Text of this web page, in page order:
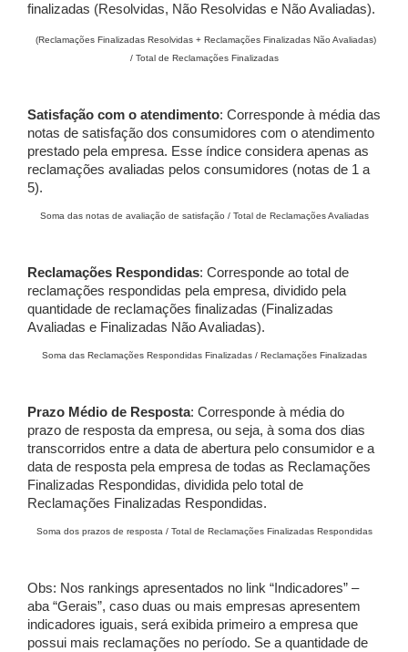
finalizadas (Resolvidas, Não Resolvidas e Não Avaliadas).
(Reclamações Finalizadas Resolvidas + Reclamações Finalizadas Não Avaliadas)
/ Total de Reclamações Finalizadas
Satisfação com o atendimento: Corresponde à média das
notas de satisfação dos consumidores com o atendimento
prestado pela empresa. Esse índice considera apenas as
reclamações avaliadas pelos consumidores (notas de 1 a
5).
Soma das notas de avaliação de satisfação / Total de Reclamações Avaliadas
Reclamações Respondidas: Corresponde ao total de
reclamações respondidas pela empresa, dividido pela
quantidade de reclamações finalizadas (Finalizadas
Avaliadas e Finalizadas Não Avaliadas).
Soma das Reclamações Respondidas Finalizadas / Reclamações Finalizadas
Prazo Médio de Resposta: Corresponde à média do
prazo de resposta da empresa, ou seja, à soma dos dias
transcorridos entre a data de abertura pelo consumidor e a
data de resposta pela empresa de todas as Reclamações
Finalizadas Respondidas, dividida pelo total de
Reclamações Finalizadas Respondidas.
Soma dos prazos de resposta / Total de Reclamações Finalizadas Respondidas
Obs: Nos rankings apresentados no link “Indicadores” –
aba “Gerais”, caso duas ou mais empresas apresentem
indicadores iguais, será exibida primeiro a empresa que
possui mais reclamações no período. Se a quantidade de